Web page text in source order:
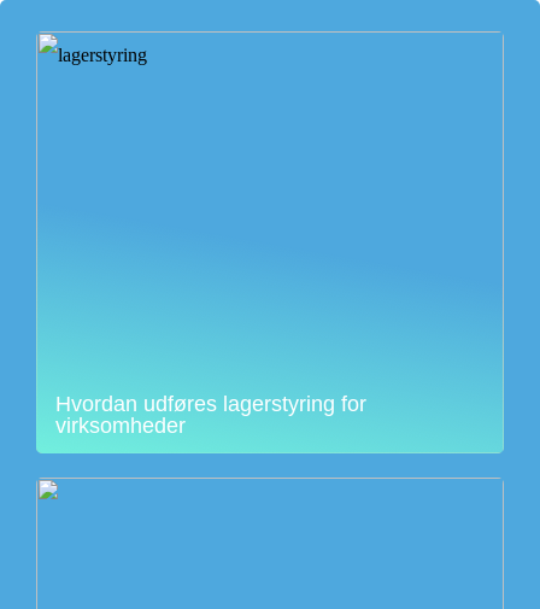
Hvordan udføres lagerstyring for
virksomheder